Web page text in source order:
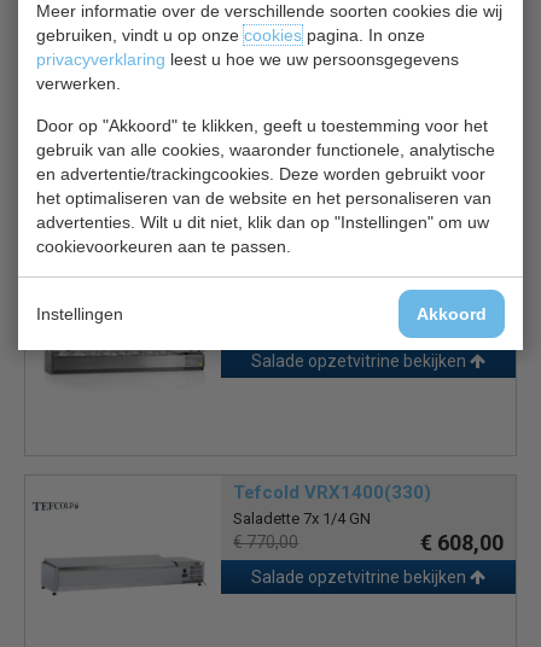
Meer informatie over de verschillende soorten cookies die wij
gebruiken, vindt u op onzecookiespagina. In onze
privacyverklaring leest u hoe we uw persoonsgegevens
verwerken.
Door op "Akkoord" te klikken, geeft u toestemming voor het
gebruik van alle cookies, waaronder functionele, analytische
en advertentie/trackingcookies. Deze worden gebruikt voor
het optimaliseren van de website en het personaliseren van
advertenties. Wilt u dit niet, klik dan op "Instellingen" om uw
cookievoorkeuren aan te passen.
Instellingen Akkoord
Glazen behuizing
Constante verdamper
Geschikt voor 8 x 1/4 GN bakken
Gastronoom bakken worden apart verkocht
Is dit iets voor jou?
Tefcold VK38-180
€ 542,00
Salade opzetvitrine bekijken
Tefcold VRX1400(330)
Saladette 7x 1/4 GN
€ 770,00 € 608,00
Salade opzetvitrine bekijken